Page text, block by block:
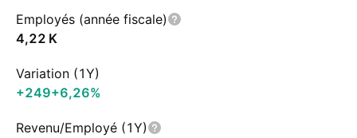
Employés (année fiscale)
‪4,22 K‬
Variation (1Y)
+249+6,26%
Revenu/Employé (1Y)